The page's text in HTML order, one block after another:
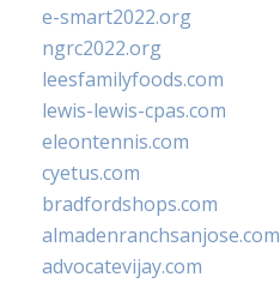
e-smart2022.org
ngrc2022.org
leesfamilyfoods.com
lewis-lewis-cpas.com
eleontennis.com
cyetus.com
bradfordshops.com
almadenranchsanjose.com
advocatevijay.com